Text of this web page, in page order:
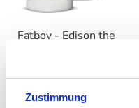
Zustimmung
Fatboy - Edison the
86,50 €
Variante